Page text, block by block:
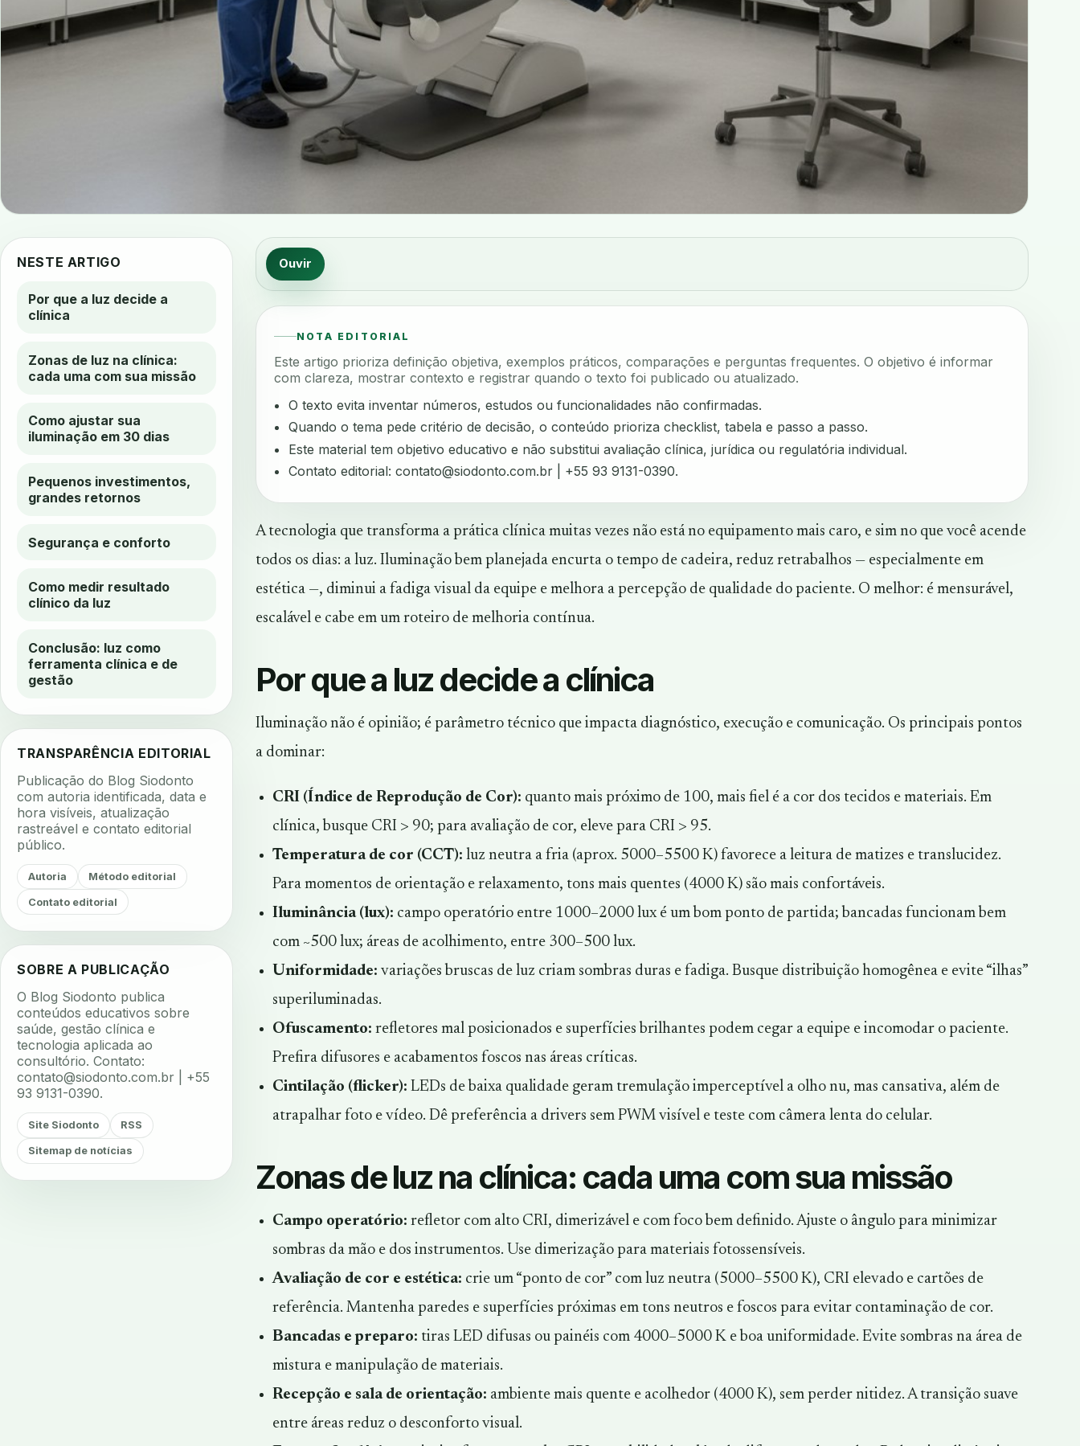
NESTE ARTIGO
Por que a luz decide a
clínica
Zonas de luz na clínica:
cada uma com sua missão
Como ajustar sua
iluminação em 30 dias
Pequenos investimentos,
grandes retornos
Segurança e conforto
Como medir resultado
clínico da luz
Conclusão: luz como
ferramenta clínica e de
gestão
TRANSPARÊNCIA EDITORIAL
Publicação do Blog Siodonto
com autoria identificada, data e
hora visíveis, atualização
rastreável e contato editorial
público.
Autoria Método editorial
Contato editorial
SOBRE A PUBLICAÇÃO
O Blog Siodonto publica
conteúdos educativos sobre
saúde, gestão clínica e
tecnologia aplicada ao
consultório. Contato:
contato@siodonto.com.br | +55
93 9131-0390.
Site Siodonto RSS
Sitemap de notícias
Ouvir
NOTA EDITORIAL
Este artigo prioriza definição objetiva, exemplos práticos, comparações e perguntas frequentes. O objetivo é informar
com clareza, mostrar contexto e registrar quando o texto foi publicado ou atualizado.
O texto evita inventar números, estudos ou funcionalidades não confirmadas.
Quando o tema pede critério de decisão, o conteúdo prioriza checklist, tabela e passo a passo.
Este material tem objetivo educativo e não substitui avaliação clínica, jurídica ou regulatória individual.
Contato editorial:contato@siodonto.com.br | +55 93 9131-0390.
A tecnologia que transforma a prática clínica muitas vezes não está no equipamento mais caro, e sim no que você acende
todos os dias: a luz. Iluminação bem planejada encurta o tempo de cadeira, reduz retrabalhos — especialmente em
estética —, diminui a fadiga visual da equipe e melhora a percepção de qualidade do paciente. O melhor: é mensurável,
escalável e cabe em um roteiro de melhoria contínua.
Por que a luz decide a clínica
Iluminação não é opinião; é parâmetro técnico que impacta diagnóstico, execução e comunicação. Os principais pontos
a dominar:
CRI (Índice de Reprodução de Cor): quanto mais próximo de 100, mais fiel é a cor dos tecidos e materiais. Em
clínica, busque CRI > 90; para avaliação de cor, eleve para CRI > 95.
Temperatura de cor (CCT): luz neutra a fria (aprox. 5000–5500 K) favorece a leitura de matizes e translucidez.
Para momentos de orientação e relaxamento, tons mais quentes (4000 K) são mais confortáveis.
Iluminância (lux): campo operatório entre 1000–2000 lux é um bom ponto de partida; bancadas funcionam bem
com ~500 lux; áreas de acolhimento, entre 300–500 lux.
Uniformidade: variações bruscas de luz criam sombras duras e fadiga. Busque distribuição homogênea e evite “ilhas”
superiluminadas.
Ofuscamento: refletores mal posicionados e superfícies brilhantes podem cegar a equipe e incomodar o paciente.
Prefira difusores e acabamentos foscos nas áreas críticas.
Cintilação (flicker): LEDs de baixa qualidade geram tremulação imperceptível a olho nu, mas cansativa, além de
atrapalhar foto e vídeo. Dê preferência a drivers sem PWM visível e teste com câmera lenta do celular.
Zonas de luz na clínica: cada uma com sua missão
Campo operatório: refletor com alto CRI, dimerizável e com foco bem definido. Ajuste o ângulo para minimizar
sombras da mão e dos instrumentos. Use dimerização para materiais fotossensíveis.
Avaliação de cor e estética: crie um “ponto de cor” com luz neutra (5000–5500 K), CRI elevado e cartões de
referência. Mantenha paredes e superfícies próximas em tons neutros e foscos para evitar contaminação de cor.
Bancadas e preparo: tiras LED difusas ou painéis com 4000–5000 K e boa uniformidade. Evite sombras na área de
mistura e manipulação de materiais.
Recepção e sala de orientação: ambiente mais quente e acolhedor (4000 K), sem perder nitidez. A transição suave
entre áreas reduz o desconforto visual.